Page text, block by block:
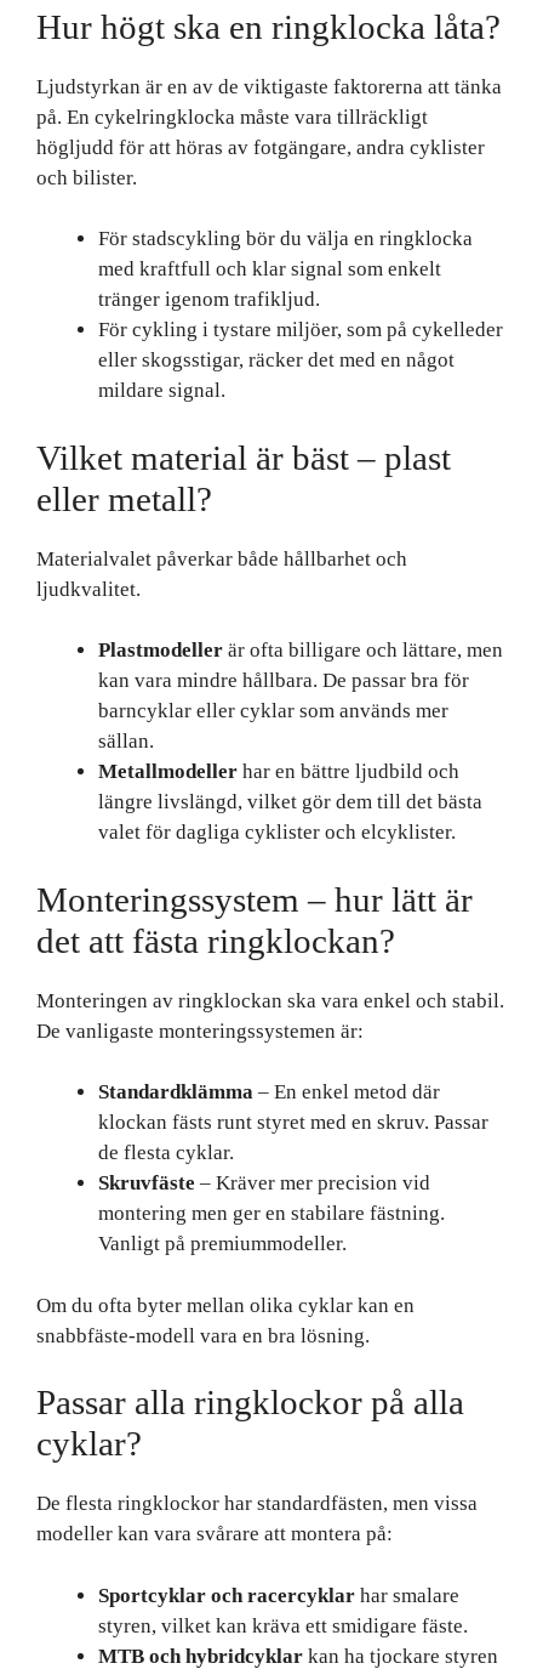
Hur högt ska en ringklocka låta?
Ljudstyrkan är en av de viktigaste faktorerna att tänka
på. En cykelringklocka måste vara tillräckligt
högljudd för att höras av fotgängare, andra cyklister
och bilister.
För stadscykling bör du välja en ringklocka
med kraftfull och klar signal som enkelt
tränger igenom trafikljud.
För cykling i tystare miljöer, som på cykelleder
eller skogsstigar, räcker det med en något
mildare signal.
Vilket material är bäst – plast
eller metall?
Materialvalet påverkar både hållbarhet och
ljudkvalitet.
Plastmodeller är ofta billigare och lättare, men
kan vara mindre hållbara. De passar bra för
barncyklar eller cyklar som används mer
sällan.
Metallmodeller har en bättre ljudbild och
längre livslängd, vilket gör dem till det bästa
valet för dagliga cyklister och elcyklister.
Monteringssystem – hur lätt är
det att fästa ringklockan?
Monteringen av ringklockan ska vara enkel och stabil.
De vanligaste monteringssystemen är:
Standardklämma – En enkel metod där
klockan fästs runt styret med en skruv. Passar
de flesta cyklar.
Skruvfäste – Kräver mer precision vid
montering men ger en stabilare fästning.
Vanligt på premiummodeller.
Om du ofta byter mellan olika cyklar kan en
snabbfäste-modell vara en bra lösning.
Passar alla ringklockor på alla
cyklar?
De flesta ringklockor har standardfästen, men vissa
modeller kan vara svårare att montera på:
Sportcyklar och racercyklar har smalare
styren, vilket kan kräva ett smidigare fäste.
MTB och hybridcyklar kan ha tjockare styren